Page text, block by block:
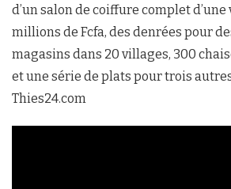
d’un salon de coiffure complet d’une
millions de Fcfa, des denrées pour
magasins dans 20 villages, 300
et une série de plats pour trois
Thies24.com